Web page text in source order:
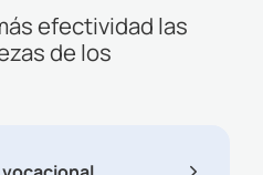
efectividad las
de los